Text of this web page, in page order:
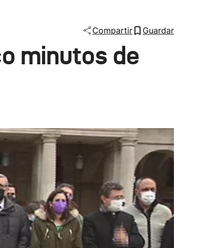
Compartir Guardar
minutos de